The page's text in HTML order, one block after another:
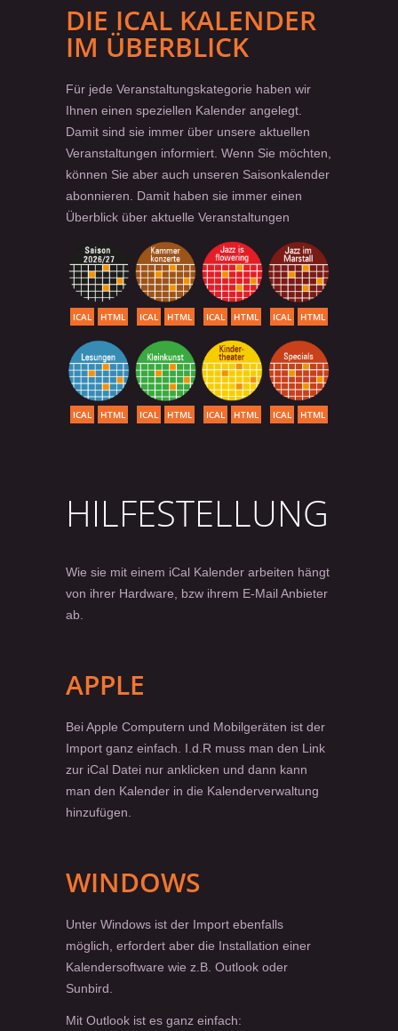
DIE ICAL KALENDER
IM ÜBERBLICK
Für jede Veranstaltungskategorie haben wir
Ihnen einen speziellen Kalender angelegt.
Damit sind sie immer über unsere aktuellen
Veranstaltungen informiert. Wenn Sie möchten,
können Sie aber auch unseren Saisonkalender
abonnieren. Damit haben sie immer einen
Überblick über aktuelle Veranstaltungen
ICAL HTML ICAL HTML ICAL HTML ICAL HTML
ICAL HTML ICAL HTML ICAL HTML ICAL HTML
HILFESTELLUNG
Wie sie mit einem iCal Kalender arbeiten hängt
von ihrer Hardware, bzw ihrem E-Mail Anbieter
ab.
APPLE
Bei Apple Computern und Mobilgeräten ist der
Import ganz einfach. I.d.R muss man den Link
zur iCal Datei nur anklicken und dann kann
man den Kalender in die Kalenderverwaltung
hinzufügen.
WINDOWS
Unter Windows ist der Import ebenfalls
möglich, erfordert aber die Installation einer
Kalendersoftware wie z.B. Outlook oder
Sunbird.
Mit Outlook ist es ganz einfach: